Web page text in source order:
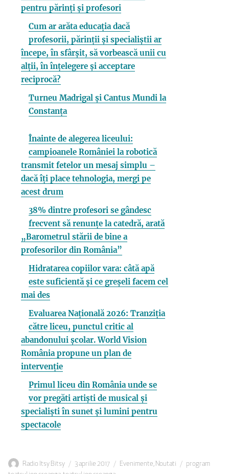
pentru părinți și profesori
Cum ar arăta educația dacă
profesorii, părinții și specialiștii ar
începe, în sfârșit, să vorbească unii cu
alții, în înțelegere și acceptare
reciprocă?
Turneu Madrigal și Cantus Mundi la
Constanța
Înainte de alegerea liceului:
campioanele României la robotică
transmit fetelor un mesaj simplu –
dacă îți place tehnologia, mergi pe
acest drum
38% dintre profesori se gândesc
frecvent să renunțe la catedră, arată
„Barometrul stării de bine a
profesorilor din România”
Hidratarea copiilor vara: câtă apă
este suficientă și ce greșeli facem cel
mai des
Evaluarea Națională 2026: Tranziția
către liceu, punctul critic al
abandonului școlar. World Vision
România propune un plan de
intervenție
Primul liceu din România unde se
vor pregăti artiști de musical și
specialiști în sunet și lumini pentru
spectacole
Autor
Radio Itsy Bitsy
Publicat
3 aprilie 2017 Categorii
Evenimente, Noutati Etichete
program